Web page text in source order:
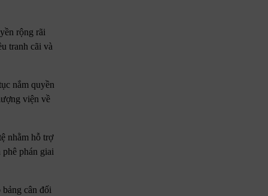
rộng rãi
tranh cãi và
nắm quyền
viện về
nhằm hỗ trợ
phán giai
cân đối